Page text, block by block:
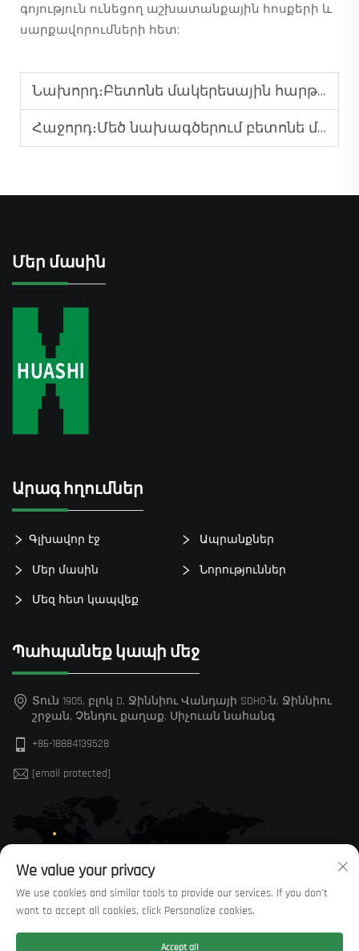
գոյություն ունեցող աշխատանքային հոսքերի և
սարքավորումների հետ:
Նախորդ։Բետոնե մակերեսային հարթացման ռոբոտների հաճախակի հանդիպող խնդիրները և դրանց լուծումները
Հաջորդ։Մեծ նախագծերում բետոնե մակերեսային հարթացման ռոբոտների ծախսերի վերլուծությունը
Մեր մասին
Արագ հղումներ
Գլխավոր էջ Ապրանքներ
Մեր մասին Նորություններ
Մեզ հետ կապվեք
Պահպանեք կապի մեջ
Տուն 1905, բլոկ D, Ջիննիու Վանդայի SOHO-ն, Ջիննիու
շրջան, Չենդու քաղաք, Սիչուան նահանգ
+86-18884139528
[email protected]
We value your privacy
We use cookies and similar tools to provide our services. If you don't
want to accept all cookies, click Personalize cookies.
Accept all